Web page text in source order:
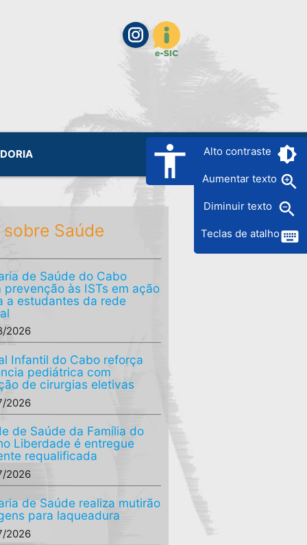
accessibility Alto contraste brightness_6
Aumentar texto zoom_in
Diminuir texto zoom_out
Teclas de atalhokeyboard
sobre Saúde
de Saúde do Cabo
prevenção às ISTs em ação
a estudantes da rede
2026
Infantil do Cabo reforça
pediátrica com
de cirurgias eletivas
2026
de Saúde da Família do
Liberdade é entregue
requalificada
2026
de Saúde realiza mutirão
para laqueadura
2026